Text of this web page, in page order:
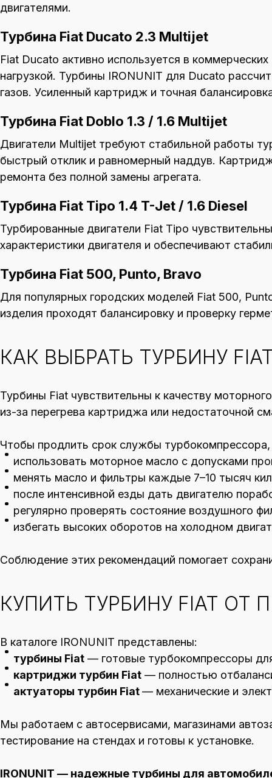
двигателями.
Турбина Fiat Ducato 2.3 Multijet
Fiat Ducato активно используется в
нагрузкой. Турбины IRONUNIT для Ducato
газов. Усиленный картридж и точная
Турбина Fiat Doblo 1.3 / 1.6 Multijet
Двигатели Multijet требуют стабильной работы
быстрый отклик и равномерный наддув.
ремонта без полной замены агрегата.
Турбина Fiat Tipo 1.4 T-Jet / 1.6 Diesel
Турбированные двигатели Fiat Tipo
характеристики двигателя и обеспечивают
Турбина Fiat 500, Punto, Bravo
Для популярных городских моделей Fiat 500,
изделия проходят балансировку и проверку
КАК ВЫБРАТЬ ТУРБИНУ
Турбины Fiat чувствительны к качеству
из-за перегрева картриджа или недостаточной
Чтобы продлить срок службы
использовать моторное масло с допусками
менять масло и фильтры каждые 7–10 тысяч
после интенсивной езды дать двигателю
регулярно проверять состояние воздушного
избегать высоких оборотов на холодном
Соблюдение этих рекомендаций помогает
КУПИТЬ ТУРБИНУ FIAT
В каталоге IRONUNIT представлены:
турбины Fiat — готовые турбокомпрессоры
картриджи турбин Fiat — полностью
актуаторы турбин Fiat— механические и
Мы работаем с автосервисами, магазинами
тестирование на стендах и готовы к установке.
IRONUNIT — надежные турбины для